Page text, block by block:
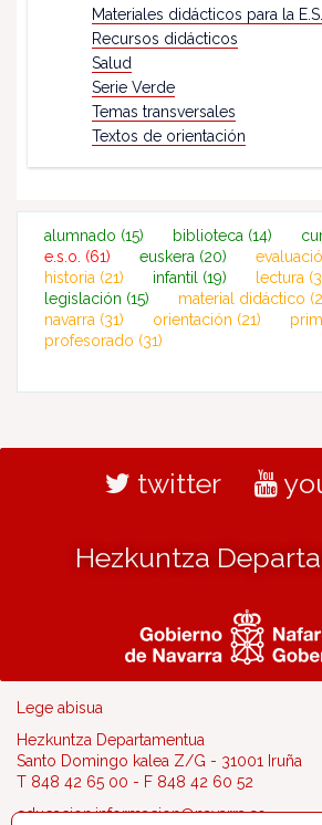
Materiales didácticos para la
Recursos didácticos
Salud
Serie Verde
Temas transversales
Textos de orientación
alumnado (15) biblioteca (14)
e.s.o. (61) euskera (20)
historia (21) infantil (19) lectura
legislación (15) material didáctico
navarra (31) orientación (21)
profesorado (31)
twitter
Hezkuntza
Lege abisua
Hezkuntza Departamentua
Santo Domingo kalea Z/G - 31001 Iruña
T 848 42 65 00 - F 848 42 60 52
educacion.informacion@navarra.es